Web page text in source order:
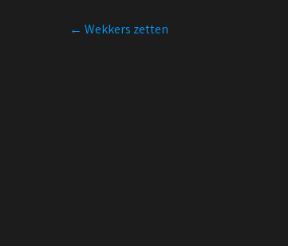
Post
navigation
← Wekkers zetten